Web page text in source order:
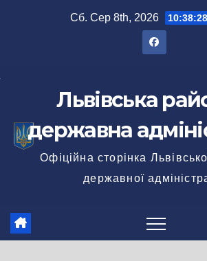
Сб. Сер 8th, 2026
Львівська
державна
Офіційна сторінка
державної